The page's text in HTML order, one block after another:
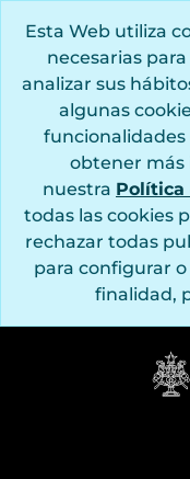
Esta Web utiliza
necesarias
analizar sus
algunas
funcionalidades
obtener más
nuestra Política
todas las cookies
rechazar todas
para configurar
finalidad,